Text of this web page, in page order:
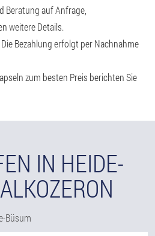
Beratung auf Anfrage,
weitere Details.
Bezahlung erfolgt per Nachnahme
zum besten Preis berichten Sie
IN HEIDE-
Büsum